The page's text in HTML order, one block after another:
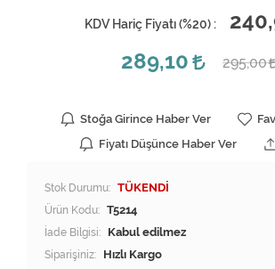
KDV Hariç Fiyatı (%20) :
289,10
295,00
Stoğa Girince Haber Ver
Fiyatı Düşünce Haber Ver
Stok Durumu: TÜKENDİ
Ürün Kodu: T5214
İade Bilgisi:
Siparişiniz: Hızlı Kargo